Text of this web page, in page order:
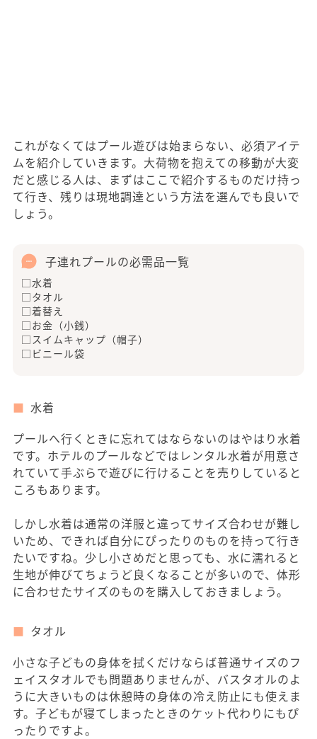
これがなくてはプール遊びは始まらない、必須アイテ
ムを紹介していきます。大荷物を抱えての移動が大変
だと感じる人は、まずはここで紹介するものだけ持っ
て行き、残りは現地調達という方法を選んでも良いで
しょう。
子連れプールの必需品一覧
□水着
□タオル
□着替え
□お金（小銭）
□スイムキャップ（帽子）
□ビニール袋
水着
プールへ行くときに忘れてはならないのはやはり水着
です。ホテルのプールなどではレンタル水着が用意さ
れていて手ぶらで遊びに行けることを売りしていると
ころもあります。
しかし水着は通常の洋服と違ってサイズ合わせが難し
いため、できれば自分にぴったりのものを持って行き
たいですね。少し小さめだと思っても、水に濡れると
生地が伸びてちょうど良くなることが多いので、体形
に合わせたサイズのものを購入しておきましょう。
タオル
小さな子どもの身体を拭くだけならば普通サイズのフ
ェイスタオルでも問題ありませんが、バスタオルのよ
うに大きいものは休憩時の身体の冷え防止にも使えま
す。子どもが寝てしまったときのケット代わりにもぴ
ったりですよ。